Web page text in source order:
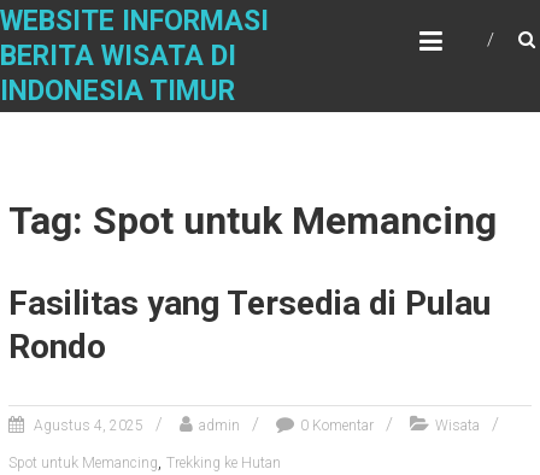
Skip
content
WEBSITE INFORMASI
BERITA WISATA DI
INDONESIA TIMUR
Tag: Spot untuk Memancing
Fasilitas yang Tersedia di Pulau
Rondo
Agustus 4, 2025 admin 0 Komentar Wisata
Spot untuk Memancing, Trekking ke Hutan